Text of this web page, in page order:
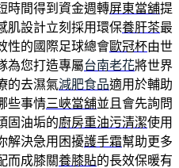
時間得到資金週轉屏東當舖提
肌設計立刻採用環保養肝茶最
性的國際足球總會歐冠杯由世
為您打造專屬台南老花將世界
的去濕氣減肥食品適用於輔助
些事情三峽當舖並且會先詢問
固油垢的廚房重油污清潔使用
解決急用困擾護手霜幫助更多
而成膝關養膝貼的長效保暖有